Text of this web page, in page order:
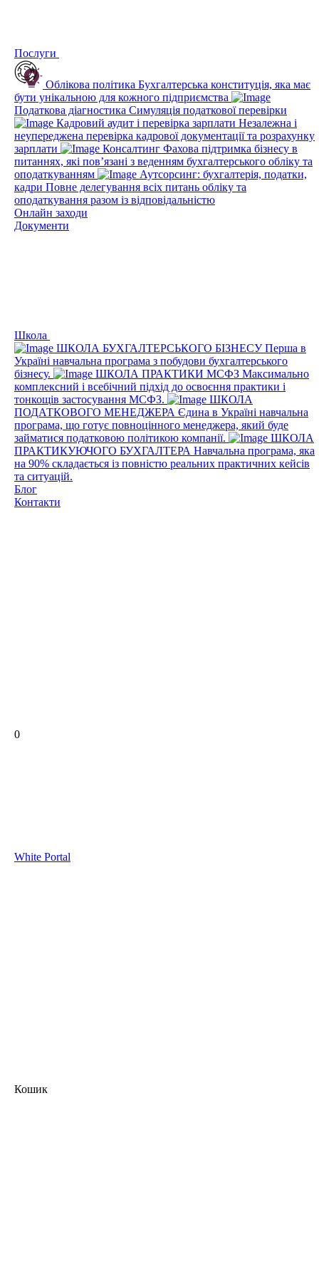
Послуги
Облікова політика Бухгалтерська конституція, яка має
бути унікальною для кожного підприємства
Податкова діагностика Симуляція податкової перевірки
Кадровий аудит і перевірка зарплати Незалежна і
неупереджена перевірка кадрової документації та розрахунку
зарплати
Консалтинг Фахова підтримка бізнесу в
питаннях, які пов’язані з веденням бухгалтерського обліку та
оподаткуванням
Аутсорсинг: бухгалтерія, податки,
кадри Повне делегування всіх питань обліку та
оподаткування разом із відповідальністю
Онлайн заходи
Документи
Школа
ШКОЛА БУХГАЛТЕРСЬКОГО БІЗНЕСУПерша в
Україні навчальна програма з побудови бухгалтерського
бізнесу.
ШКОЛА ПРАКТИКИ МСФЗ Максимально
комплексний і всебічний підхід до освоєння практики і
тонкощів застосування МСФЗ.
ШКОЛА
ПОДАТКОВОГО МЕНЕДЖЕРА Єдина в Україні навчальна
програма, що готує повноцінного менеджера, який буде
займатися податковою політикою компанії.
ШКОЛА
ПРАКТИКУЮЧОГО БУХГАЛТЕРА Навчальна програма, яка
на 90% складається із повністю реальних практичних кейсів
та ситуацій.
Блог
Контакти
0
White Portal
Кошик